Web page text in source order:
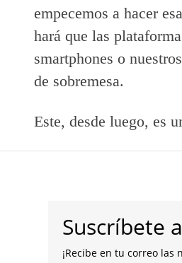
empecemos a hacer
hará que las
smartphones o
de sobremesa.
Este, desde luego, es
Suscríbete
¡Recibe en tu correo las